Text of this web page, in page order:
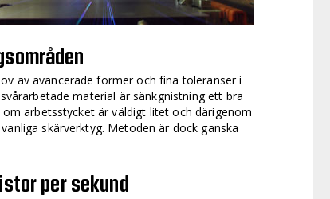
av avancerade former och fina toleranser i
material är sänkgnistning ett bra
arbetsstycket är väldigt litet och därigenom
skärverktyg. Metoden är dock ganska
per sekund